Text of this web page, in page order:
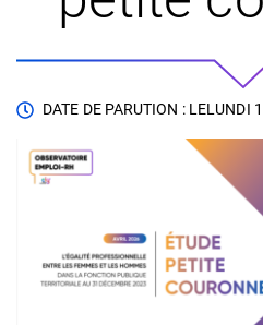
DATE DE PARUTION : LELUNDI